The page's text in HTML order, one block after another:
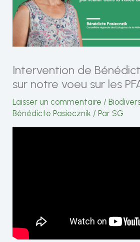
Intervention de
sur notre voeu sur les
Laisser un commentaire /
Bénédicte Pasiecznik / Par SG